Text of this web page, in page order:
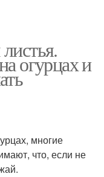
огурцах и
многие
что, если не